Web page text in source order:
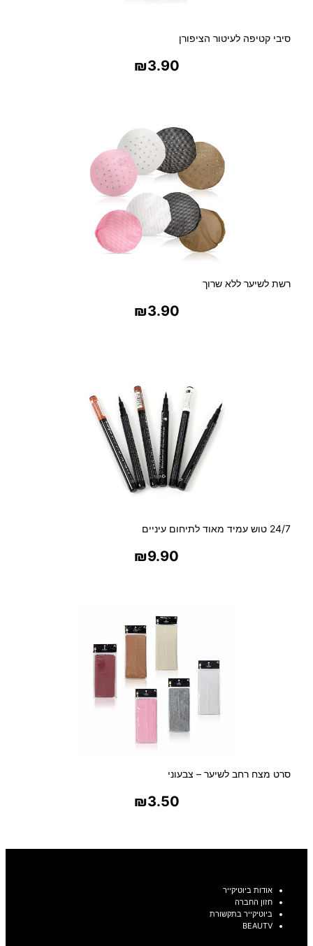
סיבי קטיפה לעיטור הציפורן
₪3.90
רשת לשיער ללא שרוך
₪3.90
24/7 טוש עמיד מאוד לתיחום עיניים
₪9.90
סרט מצח רחב לשיער – צבעוני
₪3.50
אודות ביוטיקייר
חזון החברה
ביוטיקייר בתקשורת
BEAUTV